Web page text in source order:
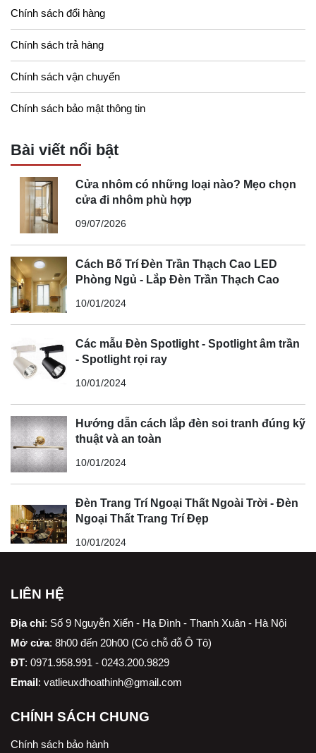
Chính sách đổi hàng
Chính sách trả hàng
Chính sách vận chuyển
Chính sách bảo mật thông tin
Bài viết nổi bật
Cửa nhôm có những loại nào? Mẹo chọn
cửa đi nhôm phù hợp
09/07/2026
Cách Bố Trí Đèn Trần Thạch Cao LED
Phòng Ngủ - Lắp Đèn Trần Thạch Cao
10/01/2024
Các mẫu Đèn Spotlight - Spotlight âm trần
- Spotlight rọi ray
10/01/2024
Hướng dẫn cách lắp đèn soi tranh đúng kỹ
thuật và an toàn
10/01/2024
Đèn Trang Trí Ngoại Thất Ngoài Trời - Đèn
Ngoại Thất Trang Trí Đẹp
10/01/2024
LIÊN HỆ
Địa chỉ: Số 9 Nguyễn Xiển - Hạ Đình - Thanh Xuân - Hà Nội
Mở cửa: 8h00 đến 20h00 (Có chỗ đỗ Ô Tô)
ĐT: 0971.958.991 - 0243.200.9829
Email: vatlieuxdhoathinh@gmail.com
CHÍNH SÁCH CHUNG
Chính sách bảo hành